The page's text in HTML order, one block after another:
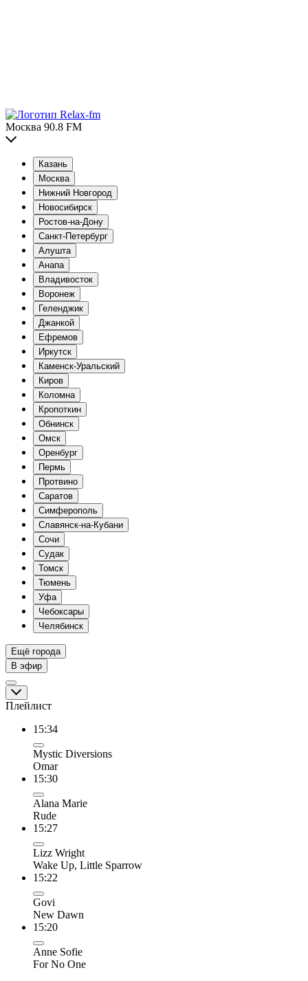
Москва 90.8 FM
Казань
Москва
Нижний Новгород
Новосибирск
Ростов-на-Дону
Санкт-Петербург
Алушта
Анапа
Владивосток
Воронеж
Геленджик
Джанкой
Ефремов
Иркутск
Каменск-Уральский
Киров
Коломна
Кропоткин
Обнинск
Омск
Оренбург
Пермь
Протвино
Саратов
Симферополь
Славянск-на-Кубани
Сочи
Судак
Томск
Тюмень
Уфа
Чебоксары
Челябинск
Ещё города
В эфир
Плейлист
15:34
Mystic Diversions
Omar
15:30
Alana Marie
Rude
15:27
Lizz Wright
Wake Up, Little Sparrow
15:22
Govi
New Dawn
15:20
Anne Sofie
For No One